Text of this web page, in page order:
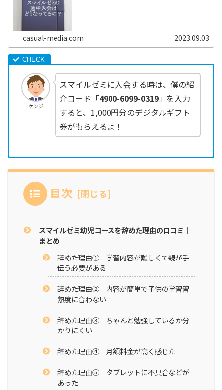
casual-media.com 2023.09.03
ケンジ
スマイルゼミに入会する時は、僕の紹
介コード「4900-6099-0319」を入力
すると、1,000円分のデジタルギフト
券がもらえるよ！
目次
スマイルゼミ幼児コースを辞めた理由の口コミ｜
まとめ
辞めた理由① 学習内容が難しくて親が手
伝う必要がある
辞めた理由② 内容が簡単で子供の学習習
熟度に合わない
辞めた理由③ ちゃんと勉強しているか分
かりにくい
辞めた理由④ 月額料金が高く感じた
辞めた理由⑤ タブレットに不具合などが
あった